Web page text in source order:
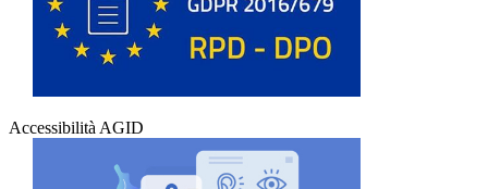
Accessibilità AGID